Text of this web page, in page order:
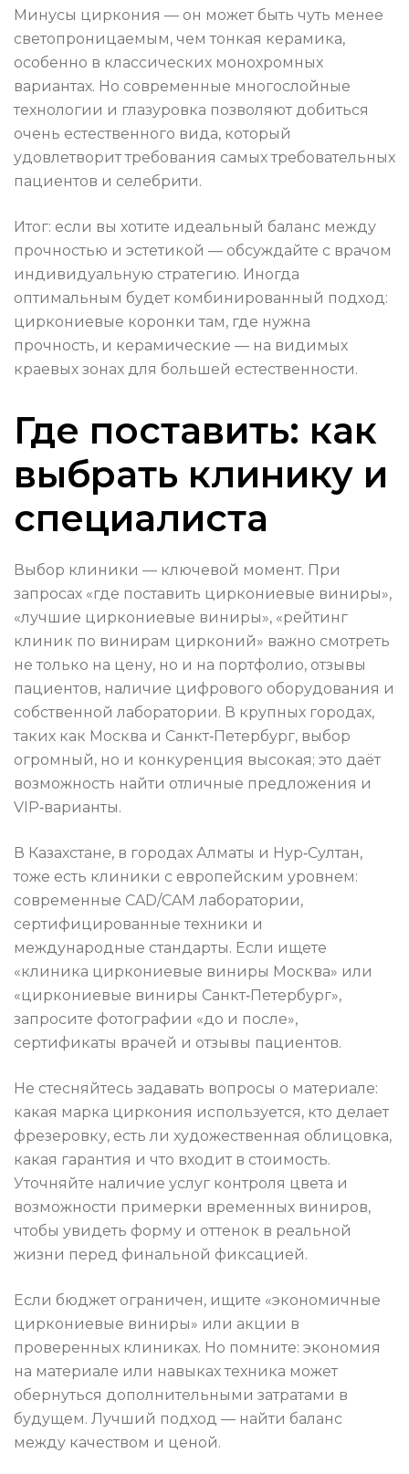
Минусы циркония — он может быть чуть менее
светопроницаемым, чем тонкая керамика,
особенно в классических монохромных
вариантах. Но современные многослойные
технологии и глазуровка позволяют добиться
очень естественного вида, который
удовлетворит требования самых требовательных
пациентов и селебрити.
Итог: если вы хотите идеальный баланс между
прочностью и эстетикой — обсуждайте с врачом
индивидуальную стратегию. Иногда
оптимальным будет комбинированный подход:
циркониевые коронки там, где нужна
прочность, и керамические — на видимых
краевых зонах для большей естественности.
Где поставить: как
выбрать клинику и
специалиста
Выбор клиники — ключевой момент. При
запросах «где поставить циркониевые виниры»,
«лучшие циркониевые виниры», «рейтинг
клиник по винирам цирконий» важно смотреть
не только на цену, но и на портфолио, отзывы
пациентов, наличие цифрового оборудования и
собственной лаборатории. В крупных городах,
таких как Москва и Санкт‑Петербург, выбор
огромный, но и конкуренция высокая; это даёт
возможность найти отличные предложения и
VIP‑варианты.
В Казахстане, в городах Алматы и Нур‑Султан,
тоже есть клиники с европейским уровнем:
современные CAD/CAM лаборатории,
сертифицированные техники и
международные стандарты. Если ищете
«клиника циркониевые виниры Москва» или
«циркониевые виниры Санкт‑Петербург»,
запросите фотографии «до и после»,
сертификаты врачей и отзывы пациентов.
Не стесняйтесь задавать вопросы о материале:
какая марка циркония используется, кто делает
фрезеровку, есть ли художественная облицовка,
какая гарантия и что входит в стоимость.
Уточняйте наличие услуг контроля цвета и
возможности примерки временных виниров,
чтобы увидеть форму и оттенок в реальной
жизни перед финальной фиксацией.
Если бюджет ограничен, ищите «экономичные
циркониевые виниры» или акции в
проверенных клиниках. Но помните: экономия
на материале или навыках техника может
обернуться дополнительными затратами в
будущем. Лучший подход — найти баланс
между качеством и ценой.